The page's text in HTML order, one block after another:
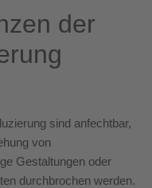
der
sind anfechtbar,
von
Gestaltungen oder
durchbrochen werden.